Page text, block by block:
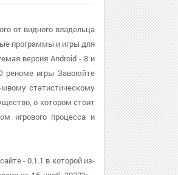
от видного владельца
программы и игры для
версия Android - 8 и
реноме игры Завоюйте
статистическому
о котором стоит
игрового процесса и
- 0.1.1 в которой из-